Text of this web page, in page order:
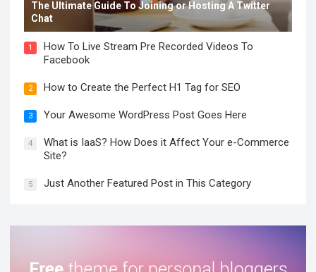
The Ultimate Guide To Joining or Hosting A Twitter
Chat
1
How To Live Stream Pre Recorded Videos To
Facebook
2 How to Create the Perfect H1 Tag for SEO
3 Your Awesome WordPress Post Goes Here
4
What is IaaS? How Does it Affect Your e-Commerce
Site?
5 Just Another Featured Post in This Category